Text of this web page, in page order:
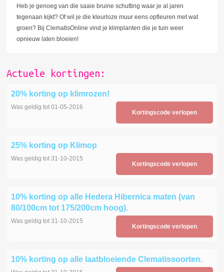
Heb je genoeg van die saaie bruine schutting waar je al jaren
tegenaan kijkt? Of wil je die kleurloze muur eens opfleuren met wat
groen? Bij ClematisOnline vind je klimplanten die je tuin weer
opnieuw laten bloeien!
Actuele kortingen:
20% korting op klimrozen!
Kortingscode verlopen
Was geldig tot 01-05-2016
25% korting op Klimop
Kortingscode verlopen
Was geldig tot 31-10-2015
10% korting op alle Hedera Hibernica maten (van
80/100cm tot 175/200cm hoog).
Kortingscode verlopen
Was geldig tot 31-10-2015
10% korting op alle laatbloeiende Clematissoorten.